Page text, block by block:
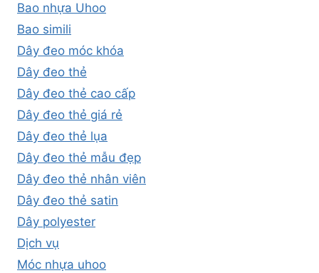
Bao nhựa Uhoo
Bao simili
Dây đeo móc khóa
Dây đeo thẻ
Dây đeo thẻ cao cấp
Dây đeo thẻ giá rẻ
Dây đeo thẻ lụa
Dây đeo thẻ mẫu đẹp
Dây đeo thẻ nhân viên
Dây đeo thẻ satin
Dây polyester
Dịch vụ
Móc nhựa uhoo